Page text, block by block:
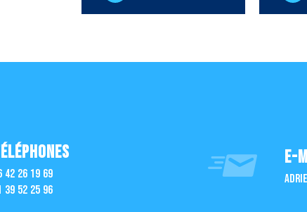
42 26 19 69
39 52 25 96
E-